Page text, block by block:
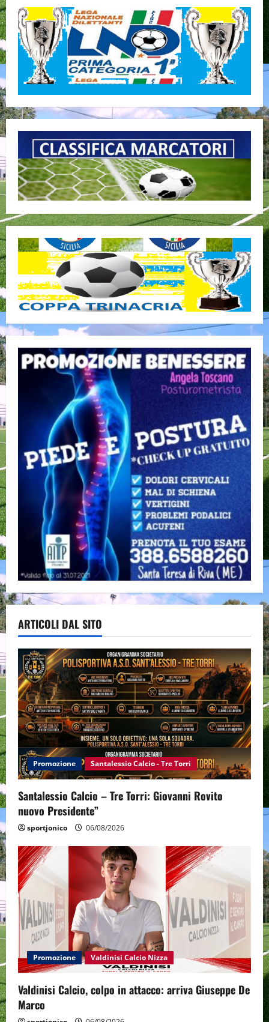
ARTICOLI DAL SITO
Promozione Santalessio Calcio - Tre Torri
Santalessio Calcio – Tre Torri: Giovanni Rovito
nuovo Presidente”
sportjonico 06/08/2026
Promozione Valdinisi Calcio Nizza
Valdinisi Calcio, colpo in attacco: arriva Giuseppe De
Marco